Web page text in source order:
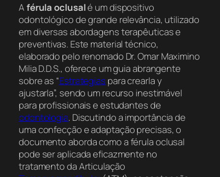
Aférula oclusalé um dispositivo
odontológico de grande relevância, utilizado
em diversas abordagens terapêuticas e
preventivas. Este material técnico,
elaborado pelo renomado Dr. Omar Maximino
Milia D.D.S., oferece um guia abrangente
sobre as “Estrategias para crearla y
ajustarla”, sendo um recurso inestimável
para profissionais e estudantes de
odontologia. Discutindo a importância de
uma confecção e adaptação precisas, o
documento aborda como a férula oclusal
pode ser aplicada eficazmente no
tratamento da Articulação